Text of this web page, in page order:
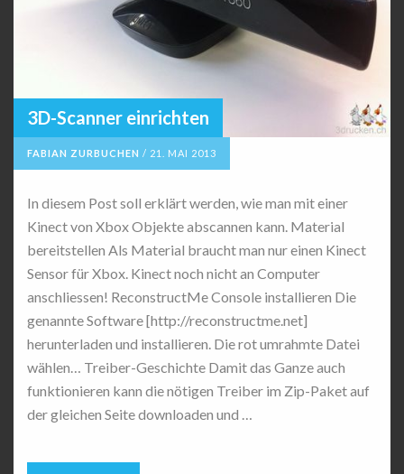
3D-Scanner einrichten
FABIAN ZURBUCHEN / 21. MAI 2013
In diesem Post soll erklärt werden, wie man mit einer
Kinect von Xbox Objekte abscannen kann. Material
bereitstellen Als Material braucht man nur einen Kinect
Sensor für Xbox. Kinect noch nicht an Computer
anschliessen! ReconstructMe Console installieren Die
genannte Software [http://reconstructme.net]
herunterladen und installieren. Die rot umrahmte Datei
wählen… Treiber-Geschichte Damit das Ganze auch
funktionieren kann die nötigen Treiber im Zip-Paket auf
der gleichen Seite downloaden und …